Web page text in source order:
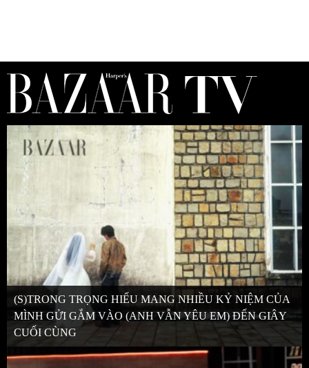
(S)TRONG TRỌNG HIẾU MANG NHIỀU KỶ NIỆM CỦA
MÌNH GỬI GẮM VÀO (ANH VẪN YÊU EM) ĐẾN GIÂY
CUỐI CÙNG